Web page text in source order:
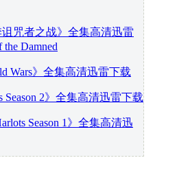
诅咒者之战》全集高清迅雷
the Damned
Wars》全集高清迅雷下载
Season 2》全集高清迅雷下载
Season 1》全集高清迅